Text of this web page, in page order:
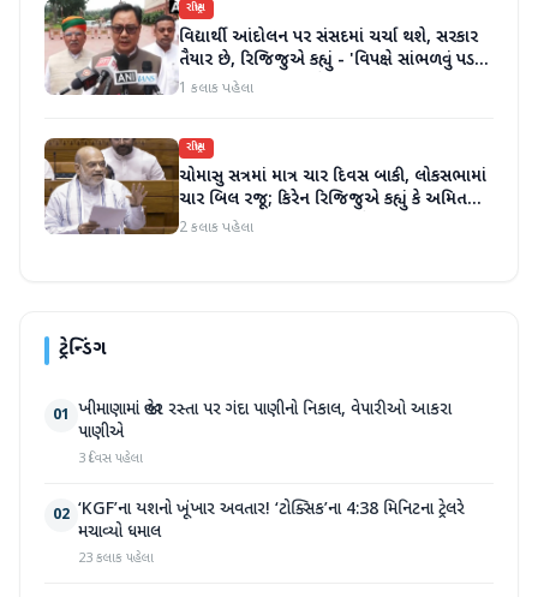
રાષ્ટ્રીય
વિદ્યાર્થી આંદોલન પર સંસદમાં ચર્ચા થશે, સરકાર
તૈયાર છે, રિજિજુએ કહ્યું - 'વિપક્ષે સાંભળવું પડશે,
ગૃહમંત્રી જવાબ આપશે'
1 કલાક પહેલા
રાષ્ટ્રીય
ચોમાસુ સત્રમાં માત્ર ચાર દિવસ બાકી, લોકસભામાં
ચાર બિલ રજૂ; કિરેન રિજિજુએ કહ્યું કે અમિત
શાહ ચર્ચા પછી જવાબ આપશે
2 કલાક પહેલા
ટ્રેન્ડિંગ
01 ખીમાણામાં જાહેર રસ્તા પર ગંદા પાણીનો નિકાલ, વેપારીઓ આકરા
પાણીએ
3 દિવસ પહેલા
02 ‘KGF’ના યશનો ખૂંખાર અવતાર! ‘ટોક્સિક’ના 4:38 મિનિટના ટ્રેલરે
મચાવ્યો ધમાલ
23 કલાક પહેલા